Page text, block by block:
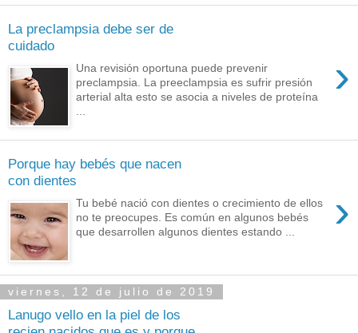
La preclampsia debe ser de
cuidado
›
Una revisión oportuna puede prevenir
preclampsia. La preeclampsia es sufrir presión
arterial alta esto se asocia a niveles de proteína
...
Porque hay bebés que nacen
con dientes
›
Tu bebé nació con dientes o crecimiento de ellos
no te preocupes. Es común en algunos bebés
que desarrollen algunos dientes estando ...
viernes, 12 de julio de 2019
Lanugo vello en la piel de los